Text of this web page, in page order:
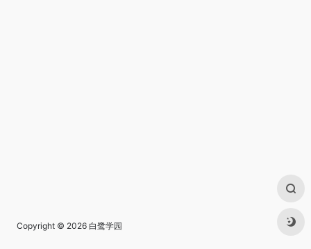
Copyright © 2026 白鹭学园